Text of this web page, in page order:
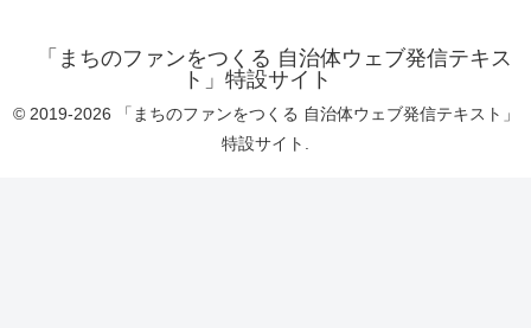
「まちのファンをつくる 自治体ウェブ発信テキス
ト」特設サイト
© 2019-2026 「まちのファンをつくる 自治体ウェブ発信テキスト」
特設サイト.